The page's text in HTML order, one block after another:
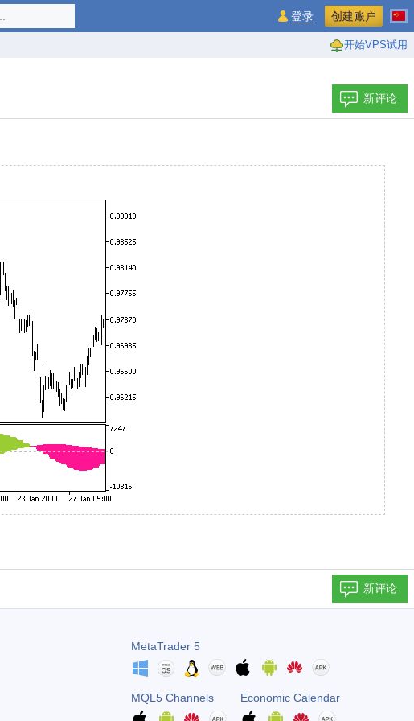
开始VPS试用
登录 创建账户
新评论
新评论
MetaTrader 5
MQL5 Channels Economic Calendar